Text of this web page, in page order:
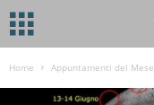
Home Appuntamenti del Mese